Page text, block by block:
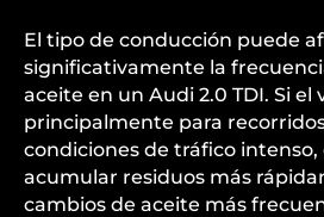
El tipo de conducción puede
significativamente la
aceite en un Audi 2.0 TDI. Si el
principalmente para
condiciones de tráfico
acumular residuos más
cambios de aceite más